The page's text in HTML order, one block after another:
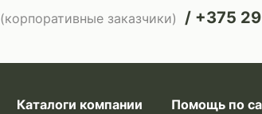
(корпоративные заказчики) +375
Каталоги компании Помощь по